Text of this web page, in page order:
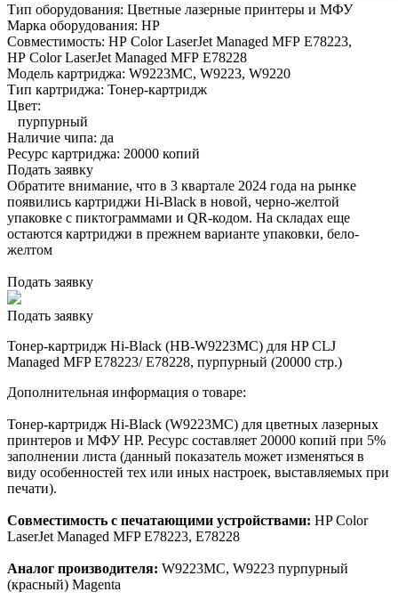
Тип оборудования: Цветные лазерные принтеры и МФУ
Марка оборудования: HP
Совместимость: HP Color LaserJet Managed MFP E78223,
HP Color LaserJet Managed MFP E78228
Модель картриджа: W9223MC, W9223, W9220
Тип картриджа: Тонер-картридж
Цвет:
пурпурный
Наличие чипа: да
Ресурс картриджа: 20000 копий
Подать заявку
Обратите внимание, что в 3 квартале 2024 года на рынке
появились картриджи Hi-Black в новой, черно-желтой
упаковке с пиктограммами и QR-кодом. На складах еще
остаются картриджи в прежнем варианте упаковки, бело-
желтом
Подать заявку
Подать заявку
Тонер-картридж Hi-Black (HB-W9223MC) для HP CLJ
Managed MFP E78223/ E78228, пурпурный (20000 стр.)
Дополнительная информация о товаре:
Тонер-картридж Hi-Black (W9223MC) для цветных лазерных
принтеров и МФУ HP. Ресурс составляет 20000 копий при 5%
заполнении листа (данный показатель может изменяться в
виду особенностей тех или иных настроек, выставляемых при
печати).
Совместимость с печатающими устройствами: HP Color
LaserJet Managed MFP E78223, E78228
Аналог производителя: W9223MC, W9223 пурпурный
(красный) Magenta